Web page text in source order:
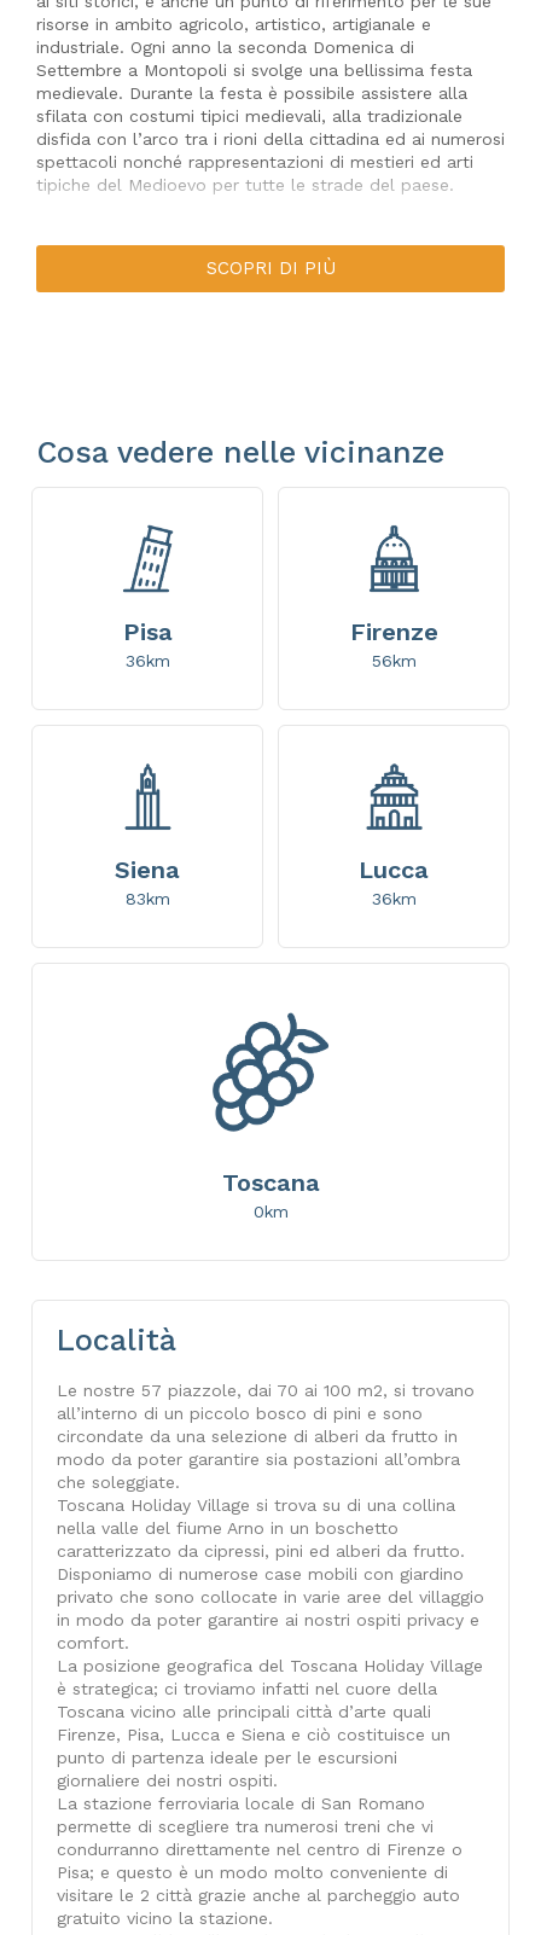
risorse in ambito agricolo, artistico, artigianale e
industriale. Ogni anno la seconda Domenica di
Settembre a Montopoli si svolge una bellissima festa
medievale. Durante la festa è possibile assistere alla
sfilata con costumi tipici medievali, alla tradizionale
disfida con l’arco tra i rioni della cittadina ed ai numerosi
spettacoli nonché rappresentazioni di mestieri ed arti
tipiche del Medioevo per tutte le strade del paese.
SCOPRI DI PIÙ
Cosa vedere nelle vicinanze
Pisa
36km
Firenze
56km
Siena
83km
Lucca
36km
Toscana
0km
Località
Le nostre 57 piazzole, dai 70 ai 100 m2, si trovano
all’interno di un piccolo bosco di pini e sono
circondate da una selezione di alberi da frutto in
modo da poter garantire sia postazioni all’ombra
che soleggiate.
Toscana Holiday Village si trova su di una collina
nella valle del fiume Arno in un boschetto
caratterizzato da cipressi, pini ed alberi da frutto.
Disponiamo di numerose case mobili con giardino
privato che sono collocate in varie aree del villaggio
in modo da poter garantire ai nostri ospiti privacy e
comfort.
La posizione geografica del Toscana Holiday Village
è strategica; ci troviamo infatti nel cuore della
Toscana vicino alle principali città d’arte quali
Firenze, Pisa, Lucca e Siena e ciò costituisce un
punto di partenza ideale per le escursioni
giornaliere dei nostri ospiti.
La stazione ferroviaria locale di San Romano
permette di scegliere tra numerosi treni che vi
condurranno direttamente nel centro di Firenze o
Pisa; e questo è un modo molto conveniente di
visitare le 2 città grazie anche al parcheggio auto
gratuito vicino la stazione.